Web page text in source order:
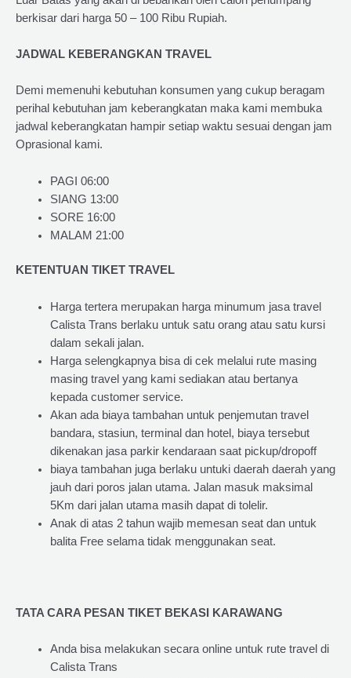
berkisar dari harga 50 – 100 Ribu Rupiah.
JADWAL KEBERANGKAN TRAVEL
Demi memenuhi kebutuhan konsumen yang cukup beragam
perihal kebutuhan jam keberangkatan maka kami membuka
jadwal keberangkatan hampir setiap waktu sesuai dengan jam
Oprasional kami.
PAGI 06:00
SIANG 13:00
SORE 16:00
MALAM 21:00
KETENTUAN TIKET TRAVEL
Harga tertera merupakan harga minumum jasa travel
Calista Trans berlaku untuk satu orang atau satu kursi
dalam sekali jalan.
Harga selengkapnya bisa di cek melalui rute masing
masing travel yang kami sediakan atau bertanya
kepada customer service.
Akan ada biaya tambahan untuk penjemutan travel
bandara, stasiun, terminal dan hotel, biaya tersebut
dikenakan jasa parkir kendaraan saat pickup/dropoff
biaya tambahan juga berlaku untuki daerah daerah yang
jauh dari poros jalan utama. Jalan masuk maksimal
5Km dari jalan utama masih dapat di tolelir.
Anak di atas 2 tahun wajib memesan seat dan untuk
balita Free selama tidak menggunakan seat.
TATA CARA PESAN TIKET BEKASI KARAWANG
Anda bisa melakukan secara online untuk rute travel di
Calista Trans